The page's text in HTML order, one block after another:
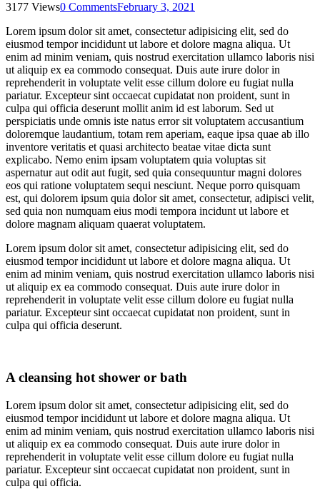
3177 Views0 CommentsFebruary 3, 2021
Lorem ipsum dolor sit amet, consectetur adipisicing elit, sed do
eiusmod tempor incididunt ut labore et dolore magna aliqua. Ut
enim ad minim veniam, quis nostrud exercitation ullamco laboris nisi
ut aliquip ex ea commodo consequat. Duis aute irure dolor in
reprehenderit in voluptate velit esse cillum dolore eu fugiat nulla
pariatur. Excepteur sint occaecat cupidatat non proident, sunt in
culpa qui officia deserunt mollit anim id est laborum. Sed ut
perspiciatis unde omnis iste natus error sit voluptatem accusantium
doloremque laudantium, totam rem aperiam, eaque ipsa quae ab illo
inventore veritatis et quasi architecto beatae vitae dicta sunt
explicabo. Nemo enim ipsam voluptatem quia voluptas sit
aspernatur aut odit aut fugit, sed quia consequuntur magni dolores
eos qui ratione voluptatem sequi nesciunt. Neque porro quisquam
est, qui dolorem ipsum quia dolor sit amet, consectetur, adipisci velit,
sed quia non numquam eius modi tempora incidunt ut labore et
dolore magnam aliquam quaerat voluptatem.
Lorem ipsum dolor sit amet, consectetur adipisicing elit, sed do
eiusmod tempor incididunt ut labore et dolore magna aliqua. Ut
enim ad minim veniam, quis nostrud exercitation ullamco laboris nisi
ut aliquip ex ea commodo consequat. Duis aute irure dolor in
reprehenderit in voluptate velit esse cillum dolore eu fugiat nulla
pariatur. Excepteur sint occaecat cupidatat non proident, sunt in
culpa qui officia deserunt.
A cleansing hot shower or bath
Lorem ipsum dolor sit amet, consectetur adipisicing elit, sed do
eiusmod tempor incididunt ut labore et dolore magna aliqua. Ut
enim ad minim veniam, quis nostrud exercitation ullamco laboris nisi
ut aliquip ex ea commodo consequat. Duis aute irure dolor in
reprehenderit in voluptate velit esse cillum dolore eu fugiat nulla
pariatur. Excepteur sint occaecat cupidatat non proident, sunt in
culpa qui officia.